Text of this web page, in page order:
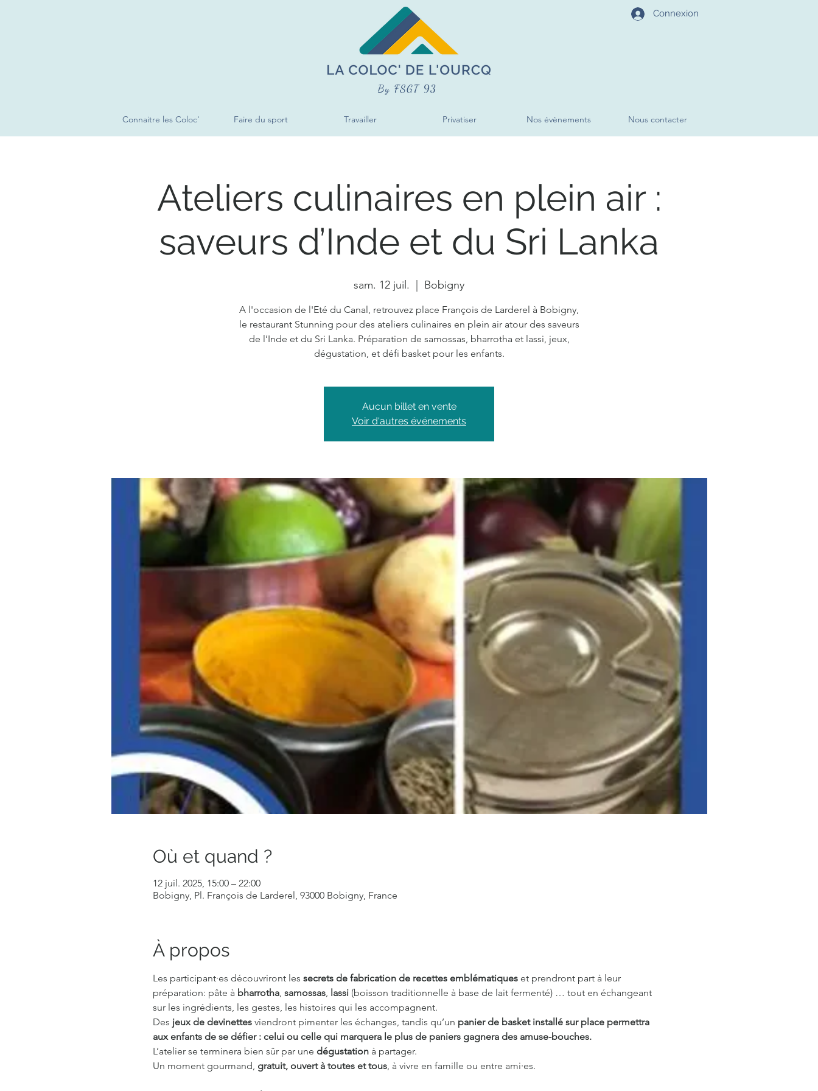
Connexion
Connaitre les Coloc' Faire du sport Travailler Privatiser Nos évènements Nous contacter
Ateliers culinaires en plein air :
saveurs d’Inde et du Sri Lanka
sam. 12 juil. Bobigny
A l'occasion de l'Eté du Canal, retrouvez place François de Larderel à Bobigny,
le restaurant Stunning pour des ateliers culinaires en plein air atour des saveurs
de l’Inde et du Sri Lanka. Préparation de samossas, bharrotha et lassi, jeux,
dégustation, et défi basket pour les enfants.
Aucun billet en vente
Voir d'autres événements
Où et quand ?
12 juil. 2025, 15:00 – 22:00
Bobigny, Pl. François de Larderel, 93000 Bobigny, France
À propos
Les participant·es découvriront les secrets de fabrication de recettes emblématiques et prendront part à leur
préparation: pâte à bharrotha, samossas, lassi (boisson traditionnelle à base de lait fermenté) … tout en échangeant
sur les ingrédients, les gestes, les histoires qui les accompagnent.
Des jeux de devinettes viendront pimenter les échanges, tandis qu’un panier de basket installé sur place permettra
aux enfants de se défier : celui ou celle qui marquera le plus de paniers gagnera des amuse-bouches.
L’atelier se terminera bien sûr par une dégustation à partager.
Un moment gourmand, gratuit, ouvert à toutes et tous, à vivre en famille ou entre ami·es.